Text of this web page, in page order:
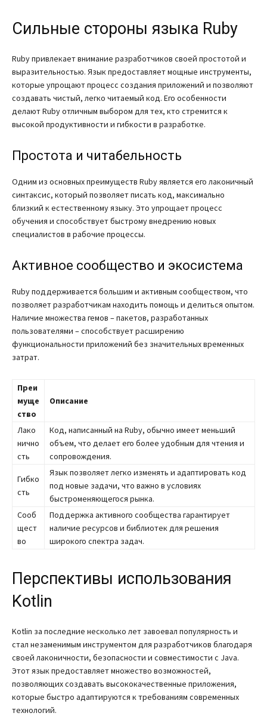
Сильные стороны языка Ruby
Ruby привлекает внимание разработчиков своей простотой и
выразительностью. Язык предоставляет мощные инструменты,
которые упрощают процесс создания приложений и позволяют
создавать чистый, легко читаемый код. Его особенности
делают Ruby отличным выбором для тех, кто стремится к
высокой продуктивности и гибкости в разработке.
Простота и читабельность
Одним из основных преимуществ Ruby является его лаконичный
синтаксис, который позволяет писать код, максимально
близкий к естественному языку. Это упрощает процесс
обучения и способствует быстрому внедрению новых
специалистов в рабочие процессы.
Активное сообщество и экосистема
Ruby поддерживается большим и активным сообществом, что
позволяет разработчикам находить помощь и делиться опытом.
Наличие множества гемов – пакетов, разработанных
пользователями – способствует расширению
функциональности приложений без значительных временных
затрат.
Преи
муще
ство
Описание
Лако
нично
сть
Код, написанный на Ruby, обычно имеет меньший
объем, что делает его более удобным для чтения и
сопровождения.
Гибко
сть
Язык позволяет легко изменять и адаптировать код
под новые задачи, что важно в условиях
быстроменяющегося рынка.
Сооб
щест
во
Поддержка активного сообщества гарантирует
наличие ресурсов и библиотек для решения
широкого спектра задач.
Перспективы использования
Kotlin
Kotlin за последние несколько лет завоевал популярность и
стал незаменимым инструментом для разработчиков благодаря
своей лаконичности, безопасности и совместимости с Java.
Этот язык предоставляет множество возможностей,
позволяющих создавать высококачественные приложения,
которые быстро адаптируются к требованиям современных
технологий.